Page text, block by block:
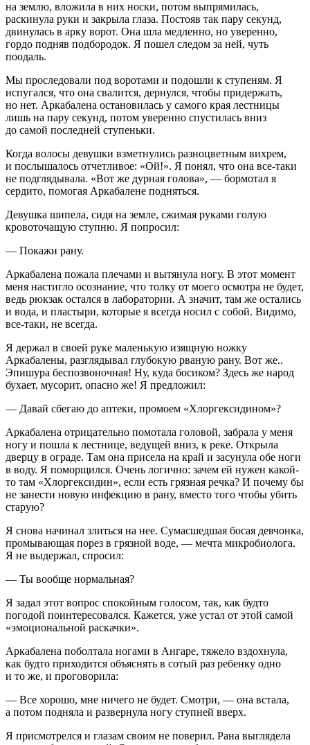
на землю, вложила в них носки, потом выпрямилась,
раскинула руки и закрыла глаза. Постояв так пару секунд,
двинулась в арку ворот. Она шла медленно, но уверенно,
гордо подняв подбородок. Я пошел следом за ней, чуть
поодаль.
Мы проследовали под воротами и подошли к ступеням. Я
испугался, что она свалится, дернулся, чтобы придержать,
но нет. Аркабалена остановилась у самого края лестницы
лишь на пару секунд, потом уверенно спустилась вниз
до самой последней ступеньки.
Когда волосы девушки взметнулись разноцветным вихрем,
и послышалось отчетливое: «Ой!». Я понял, что она все-таки
не подглядывала. «Вот же дурная голова», — бормотал я
сердито, помогая Аркабалене подняться.
Девушка шипела, сидя на земле, сжимая руками голую
кровоточащую ступню. Я попросил:
— Покажи рану.
Аркабалена пожала плечами и вытянула ногу. В этот момент
меня настигло осознание, что толку от моего осмотра не будет,
ведь рюкзак остался в лаборатории. А значит, там же остались
и вода, и пластыри, которые я всегда носил с собой. Видимо,
все-таки, не всегда.
Я держал в своей руке маленькую изящную ножку
Аркабалены, разглядывал глубокую рваную рану. Вот же..
Эпишура беспозвоночная! Ну, куда босиком? Здесь же народ
бухает, мусорит, опасно же! Я предложил:
— Давай сбегаю до аптеки, промоем «Хлоргексидином»?
Аркабалена отрицательно помотала головой, забрала у меня
ногу и пошла к лестнице, ведущей вниз, к реке. Открыла
дверцу в ограде. Там она присела на край и засунула обе ноги
в воду. Я поморщился. Очень логично: зачем ей нужен какой-
то там «Хлоргексидин», если есть грязная речка? И почему бы
не занести новую инфекцию в рану, вместо того чтобы убить
старую?
Я снова начинал злиться на нее. Сумасшедшая босая девчонка,
промывающая порез в грязной воде, — мечта микробиолога.
Я не выдержал, спросил:
— Ты вообще нормальная?
Я задал этот вопрос спокойным голосом, так, как будто
погодой поинтересовался. Кажется, уже устал от этой самой
«эмоциональной раскачки».
Аркабалена поболтала ногами в Ангаре, тяжело вздохнула,
как будто приходится объяснять в сотый раз ребенку одно
и то же, и проговорила:
— Все хорошо, мне ничего не будет. Смотри, — она встала,
а потом подняла и развернула ногу ступней вверх.
Я присмотрелся и глазам своим не поверил. Рана выглядела